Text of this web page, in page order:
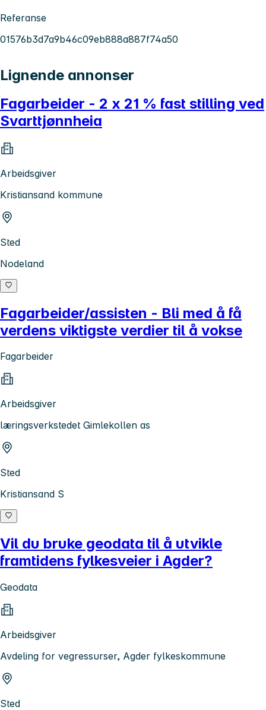
Referanse
01576b3d7a9b46c09eb888a887f74a50
Lignende annonser
Fagarbeider - 2 x 21 % fast stilling ved
Svarttjønnheia
Arbeidsgiver
Kristiansand kommune
Sted
Nodeland
Fagarbeider/assisten - Bli med å få
verdens viktigste verdier til å vokse
Fagarbeider
Arbeidsgiver
læringsverkstedet Gimlekollen as
Sted
Kristiansand S
Vil du bruke geodata til å utvikle
framtidens fylkesveier i Agder?
Geodata
Arbeidsgiver
Avdeling for vegressurser, Agder fylkeskommune
Sted